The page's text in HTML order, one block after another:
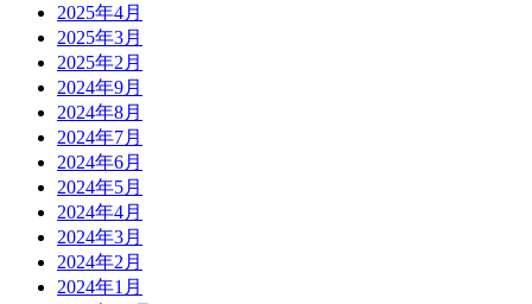
2025年4月
2025年3月
2025年2月
2024年9月
2024年8月
2024年7月
2024年6月
2024年5月
2024年4月
2024年3月
2024年2月
2024年1月